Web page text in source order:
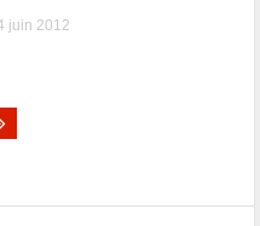
juin 2012